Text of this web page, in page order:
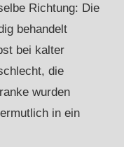
Richtung: Die
behandelt
bei kalter
die
wurden
in ein